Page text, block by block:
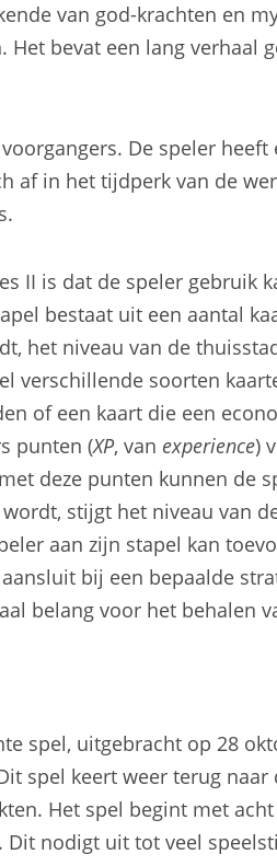
van god-krachten en
bevat een lang verhaal
De speler heeft
af in het tijdperk van de
II is dat de speler gebruik
bestaat uit een aantal
het niveau van de
verschillende soorten
of een kaart die een
punten (XP, van experience)
deze punten kunnen de
stijgt het niveau van
aan zijn stapel kan
bij een bepaalde
belang voor het behalen
spel, uitgebracht op 28
spel keert weer terug
Het spel begint met
nodigt uit tot veel